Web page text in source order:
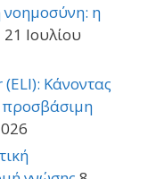
νοημοσύνη: η
21 Ιουλίου
Κάνοντας
προσβάσιμη